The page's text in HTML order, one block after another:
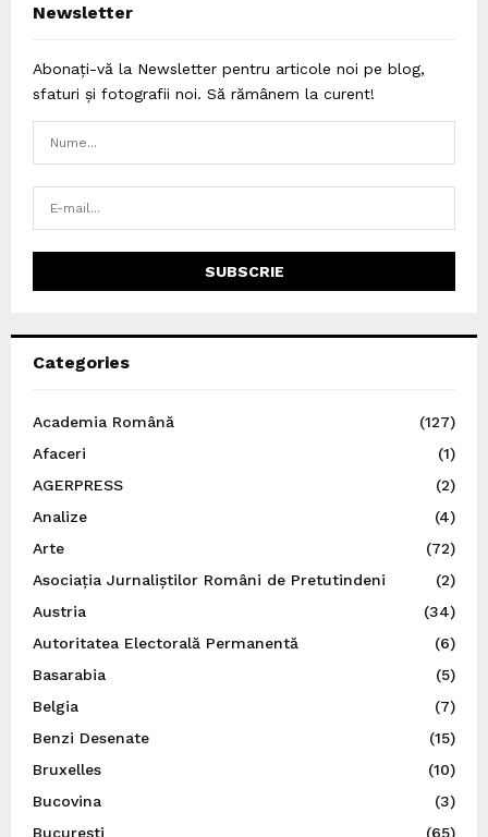
Newsletter
Abonați-vă la Newsletter pentru articole noi pe blog,
sfaturi și fotografii noi. Să rămânem la curent!
Categories
Academia Română
(127)
Afaceri
(1)
AGERPRESS
(2)
Analize
(4)
Arte
(72)
Asociația Jurnaliștilor Români de Pretutindeni
(2)
Austria
(34)
Autoritatea Electorală Permanentă
(6)
Basarabia
(5)
Belgia
(7)
Benzi Desenate
(15)
Bruxelles
(10)
Bucovina
(3)
București
(65)